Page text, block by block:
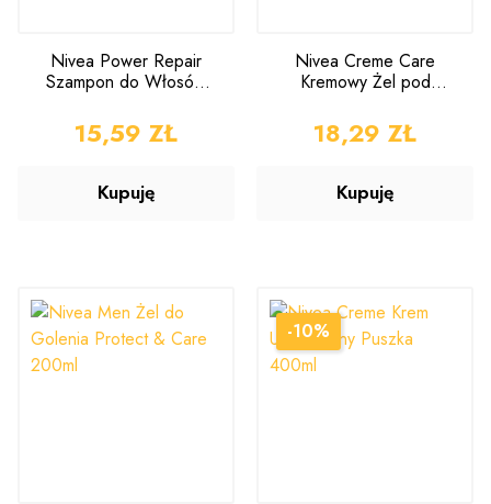
Nivea Power Repair
Szampon do Włosów
CENA
15,59 ZŁ
Kupuję
Nivea Creme Care
Kremowy Żel pod
CENA
18,29 ZŁ
Kupuję
-10%